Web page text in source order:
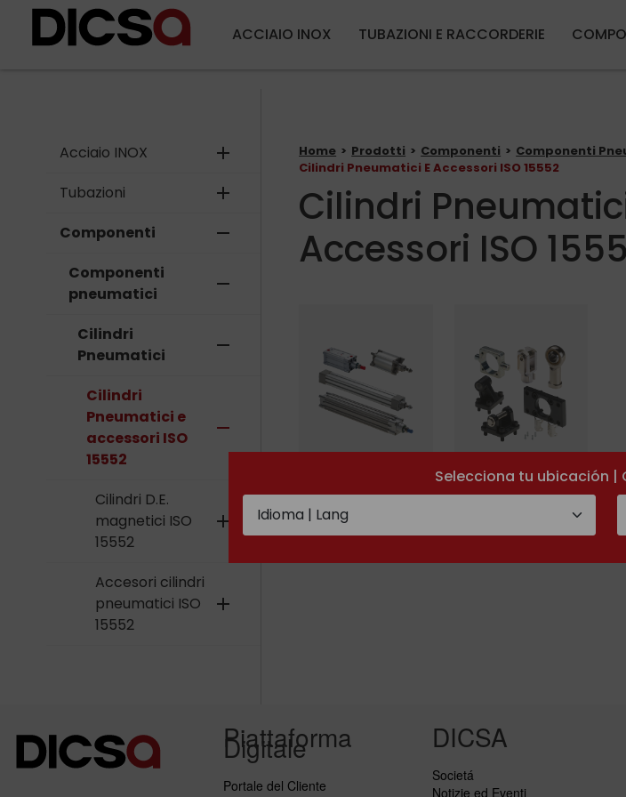
Selecciona tu ubicación |
ACCIAIO INOX TUBAZIONI E RACCORDERIE
Acciaio INOX add
Tubazioni add
Componenti remove
Componenti
pneumatici
remove
Cilindri
Pneumatici
remove
Cilindri
Pneumatici e
accessori ISO
15552
remove
Cilindri D.E.
magnetici ISO
15552
add
Accesori cilindri
pneumatici ISO
15552
add
Home Prodotti Componenti Componenti
Cilindri Pneumatici E Accessori ISO 15552
Cilindri
Accessori ISO
Cilindri D.E.
magnetici ISO
Accesori cilindri
Piattaforma
Digitale
Portale del Cliente
DICSA
Societá
Notizie ed Eventi